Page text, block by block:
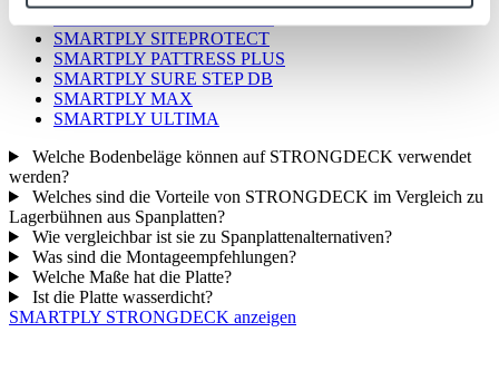
SMARTPLY SITEPROTECT
SMARTPLY PATTRESS PLUS
SMARTPLY SURE STEP DB
SMARTPLY MAX
SMARTPLY ULTIMA
Welche Bodenbeläge können auf STRONGDECK verwendet
werden?
Welches sind die Vorteile von STRONGDECK im Vergleich zu
Lagerbühnen aus Spanplatten?
Wie vergleichbar ist sie zu Spanplattenalternativen?
Was sind die Montageempfehlungen?
Welche Maße hat die Platte?
Ist die Platte wasserdicht?
SMARTPLY STRONGDECK anzeigen